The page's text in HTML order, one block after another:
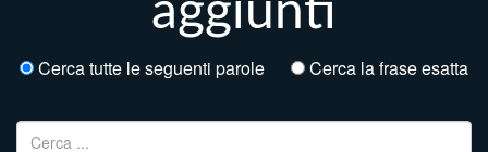
aggiunti
Cerca tutte le seguenti parole Cerca la frase esatta
Ricerca per: